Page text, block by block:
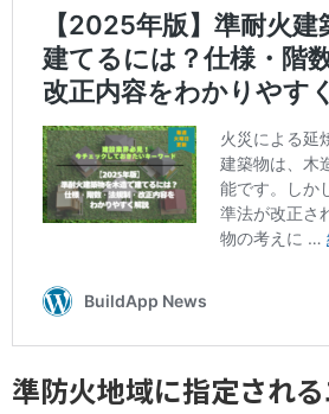
準防火地域に指定され